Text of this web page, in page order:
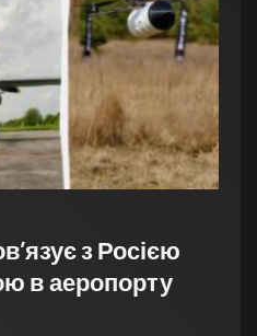
з Росією
в аеропорту